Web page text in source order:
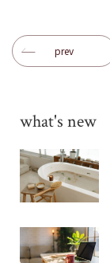
prev
what's new